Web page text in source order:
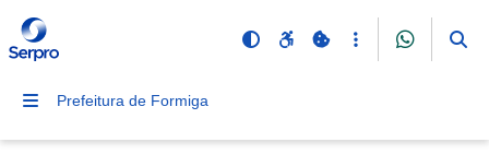
Prefeitura de Formiga